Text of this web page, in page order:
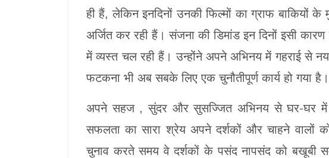
ही हैं, लेकिन इनदिनों उनकी फिल्मों का ग्राफ
अर्जित कर रही हैं। संजना की डिमांड इन दिनों इसी
में व्यस्त चल रही हैं। उन्होंने अपने अभिनय में गहराई से
फटकना भी अब सबके लिए एक चुनौतीपूर्ण कार्य हो गया है।
अपने सहज , सुंदर और सुसज्जित अभिनय से घर-घर में
सफलता का सारा श्रेय अपने दर्शकों और चाहने वालों
चुनाव करते समय वे दर्शकों के पसंद नापसंद को बखूबी